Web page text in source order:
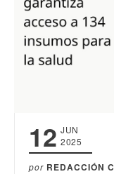
12 JUN
2025
por REDACCIÓN C